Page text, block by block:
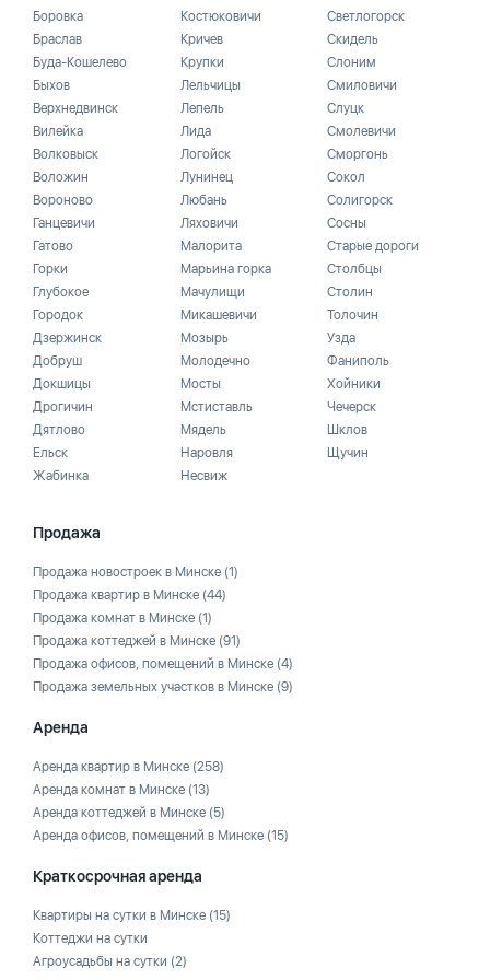
Боровка
Браслав
Буда-Кошелево
Быхов
Верхнедвинск
Вилейка
Волковыск
Воложин
Вороново
Ганцевичи
Гатово
Горки
Глубокое
Городок
Дзержинск
Добруш
Докшицы
Дрогичин
Дятлово
Ельск
Жабинка
Костюковичи
Кричев
Крупки
Лельчицы
Лепель
Лида
Логойск
Лунинец
Любань
Ляховичи
Малорита
Марьина горка
Мачулищи
Микашевичи
Мозырь
Молодечно
Мосты
Мстиставль
Мядель
Наровля
Несвиж
Светлогорск
Скидель
Слоним
Смиловичи
Слуцк
Смолевичи
Сморгонь
Сокол
Солигорск
Сосны
Старые дороги
Столбцы
Столин
Толочин
Узда
Фаниполь
Хойники
Чечерск
Шклов
Щучин
Продажа
Продажа новостроек в Минске (1)
Продажа квартир в Минске (44)
Продажа комнат в Минске (1)
Продажа коттеджей в Минске (91)
Продажа офисов, помещений в Минске (4)
Продажа земельных участков в Минске (9)
Аренда
Аренда квартир в Минске (258)
Аренда комнат в Минске (13)
Аренда коттеджей в Минске (5)
Аренда офисов, помещений в Минске (15)
Краткосрочная аренда
Квартиры на сутки в Минске (15)
Коттеджи на сутки
Агроусадьбы на сутки (2)